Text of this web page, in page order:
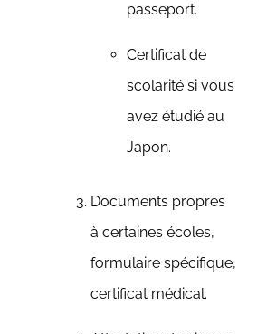
passeport.
Certificat de
scolarité si vous
avez étudié au
Japon.
Documents propres
à certaines écoles,
formulaire spécifique,
certificat médical.